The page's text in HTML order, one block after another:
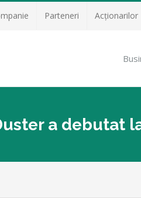
Parteneri Acţionarilor
a debutat